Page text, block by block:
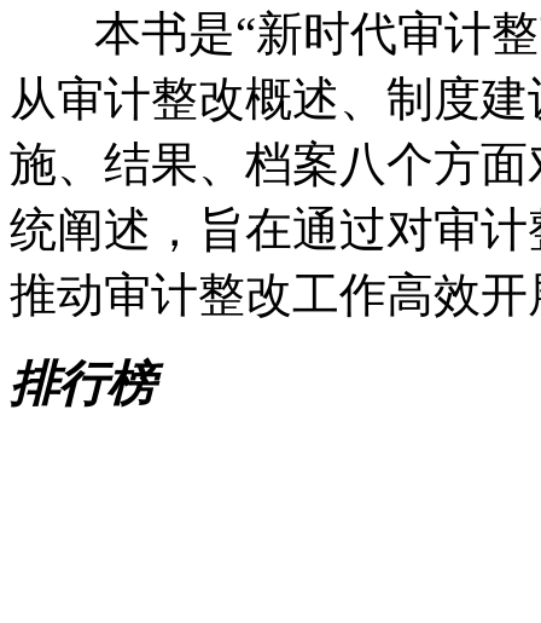
本书是“新时代审计整
从审计整改概述、制度
施、结果、档案八个方
统阐述，旨在通过对审
推动审计整改工作高效开
排行榜